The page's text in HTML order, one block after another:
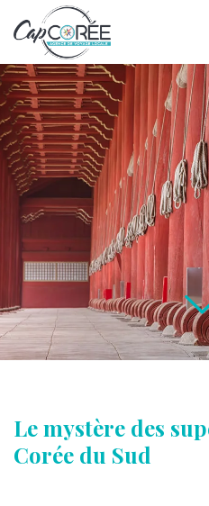
Le mystère des
Corée du Sud